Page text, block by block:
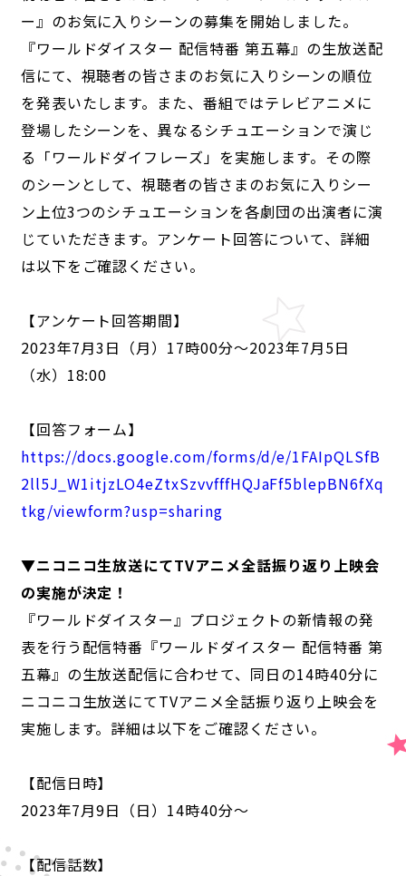
ー』のお気に入りシーンの募集を開始しました。
『ワールドダイスター 配信特番 第五幕』の生放送配
信にて、視聴者の皆さまのお気に入りシーンの順位
を発表いたします。また、番組ではテレビアニメに
登場したシーンを、異なるシチュエーションで演じ
る「ワールドダイフレーズ」を実施します。その際
のシーンとして、視聴者の皆さまのお気に入りシー
ン上位3つのシチュエーションを各劇団の出演者に演
じていただきます。アンケート回答について、詳細
は以下をご確認ください。
【アンケート回答期間】
2023年7月3日（月）17時00分～2023年7月5日
（水）18:00
【回答フォーム】
https://docs.google.com/forms/d/e/1FAIpQLSfB
2ll5J_W1itjzLO4eZtxSzvvfffHQJaFf5blepBN6fXq
tkg/viewform?usp=sharing
▼ニコニコ生放送にてTVアニメ全話振り返り上映会
の実施が決定！
『ワールドダイスター』プロジェクトの新情報の発
表を行う配信特番『ワールドダイスター 配信特番 第
五幕』の生放送配信に合わせて、同日の14時40分に
ニコニコ生放送にてTVアニメ全話振り返り上映会を
実施します。詳細は以下をご確認ください。
【配信日時】
2023年7月9日（日）14時40分～
【配信話数】